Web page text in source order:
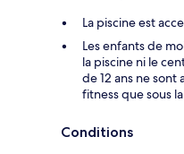
La piscine est
Les enfants de
la piscine ni le
de 12 ans ne sont
fitness que sous
Conditions